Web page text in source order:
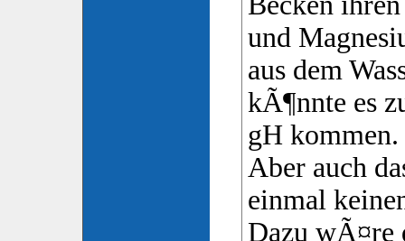
und
aus dem
kÃ¶nnte es
gH kommen.
Aber auch
einmal
Dazu wÃ¤re